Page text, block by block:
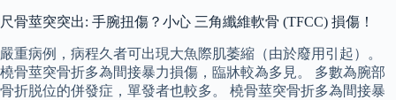
尺骨莖突突出: 手腕扭傷？小心 三角纖維軟骨 (TFCC) 損傷！
嚴重病例，病程久者可出現大魚際肌萎縮（由於廢用引起）。
橈骨莖突骨折多為間接暴力損傷，臨牀較為多見。 多數為腕部
骨折脱位的併發症，單發者也較多。 橈骨莖突骨折多為間接暴